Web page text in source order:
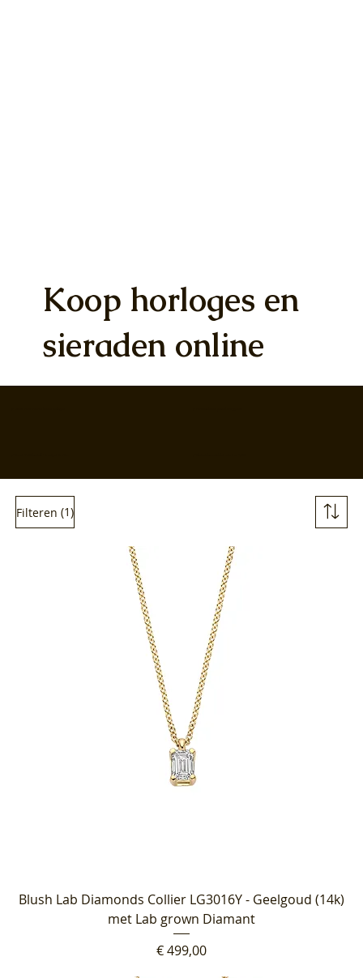
Koop horloges en
sieraden online
Filteren (1)
Blush Lab Diamonds Collier LG3016Y - Geelgoud (14k)
met Lab grown Diamant
Prijs
€ 499,00